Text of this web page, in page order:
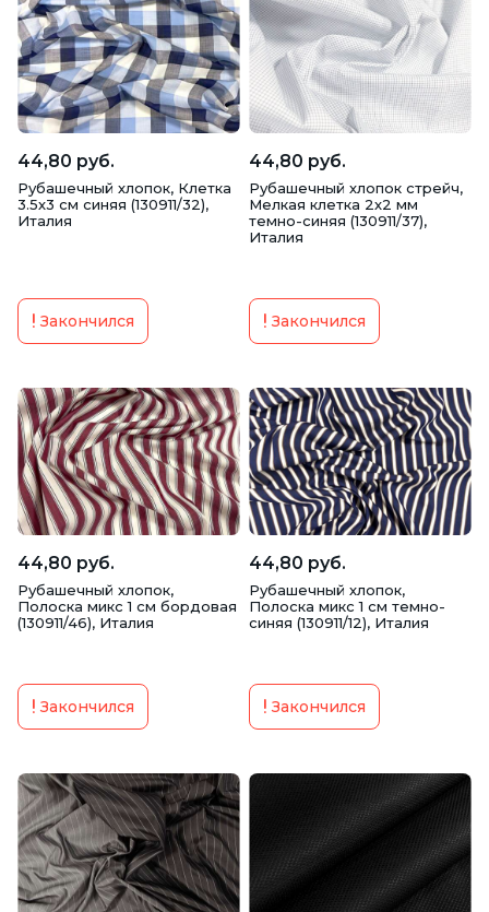
44,80 руб.
Рубашечный хлопок, Клетка
3.5х3 см синяя (130911/32),
Италия
Закончился
44,80 руб.
Рубашечный хлопок стрейч,
Мелкая клетка 2х2 мм
темно-синяя (130911/37),
Италия
Закончился
44,80 руб.
Рубашечный хлопок,
Полоска микс 1 см бордовая
(130911/46), Италия
Закончился
44,80 руб.
Рубашечный хлопок,
Полоска микс 1 см темно-
синяя (130911/12), Италия
Закончился